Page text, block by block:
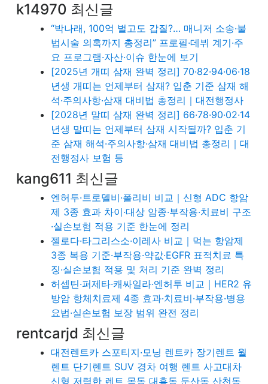
k14970 최신글
“박나래, 100억 벌고도 갑질?… 매니저 소송·불
법시술 의혹까지 총정리” 프로필·데뷔 계기·주
요 프로그램·자산·이슈 한눈에 보기
[2025년 개띠 삼재 완벽 정리] 70·82·94·06·18
년생 개띠는 언제부터 삼재? 입춘 기준 삼재 해
석·주의사항·삼재 대비법 총정리｜대전행정사
[2028년 말띠 삼재 완벽 정리] 66·78·90·02·14
년생 말띠는 언제부터 삼재 시작될까? 입춘 기
준 삼재 해석·주의사항·삼재 대비법 총정리｜대
전행정사 보험 등
kang611 최신글
엔허투·트로델비·폴리비 비교｜신형 ADC 항암
제 3종 효과 차이·대상 암종·부작용·치료비 구조
·실손보험 적용 기준 한눈에 정리
젤로다·타그리스소·이레사 비교｜먹는 항암제
3종 복용 기준·부작용·약값·EGFR 표적치료 특
징·실손보험 적용 및 처리 기준 완벽 정리
허셉틴·퍼제타·캐싸일라·엔허투 비교｜HER2 유
방암 항체치료제 4종 효과·치료비·부작용·병용
요법·실손보험 보장 범위 완전 정리
rentcarjd 최신글
대전렌트카 스포티지·모닝 렌트카 장기렌트 월
렌트 단기렌트 SUV 경차 여행 렌트 사고대차
신형 저렴한 렌트 목동 대흥동 둔산동 산천동